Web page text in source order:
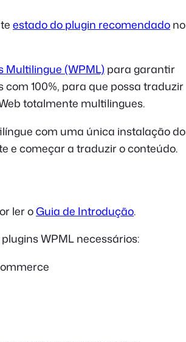
estado do plugin recomendado no
Multilingue (WPML) para garantir
com 100%, para que possa traduzir
totalmente multilingues.
com uma única instalação do
e começar a traduzir o conteúdo.
ler oGuia de Introdução.
WPML necessários: